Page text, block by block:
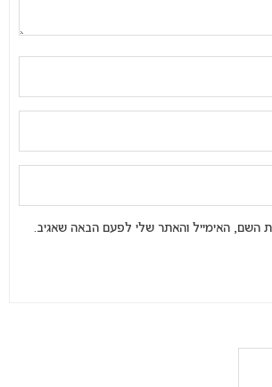
השם, האימייל והאתר שלי לפעם הבאה שאגיב.